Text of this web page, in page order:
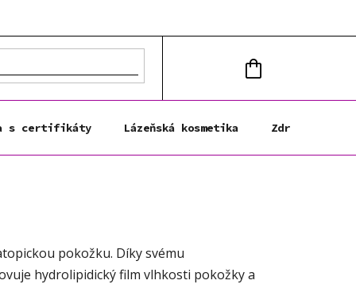
KOŠÍK
s certifikáty Lázeňská kosmetika Zdravá výživa
pokožku. Díky svému
hydrolipidický film vlhkosti pokožky a